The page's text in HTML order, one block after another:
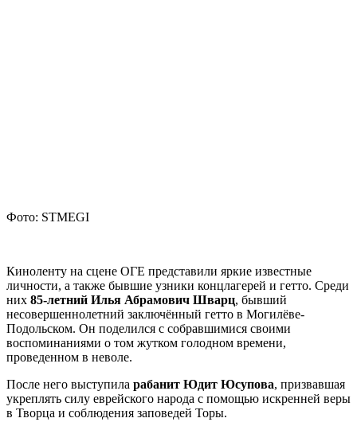
Фото: STMEGI
Киноленту на сцене ОГЕ представили яркие известные
личности, а также бывшие узники концлагерей и гетто. Среди
них 85-летний Илья Абрамович Шварц, бывший
несовершеннолетний заключённый гетто в Могилёве-
Подольском. Он поделился с собравшимися своими
воспоминаниями о том жутком голодном времени,
проведенном в неволе.
После него выступила рабанит Юдит Юсупова, призвавшая
укреплять силу еврейского народа с помощью искренней веры
в Творца и соблюдения заповедей Торы.